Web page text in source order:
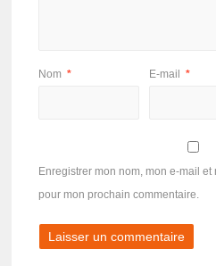
Nom * E-mail *
Enregistrer mon nom, mon e-mail
pour mon prochain commentaire.